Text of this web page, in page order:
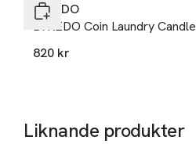
BYREDO
BYREDO Coin Laundry Candle
820 kr
Liknande produkter